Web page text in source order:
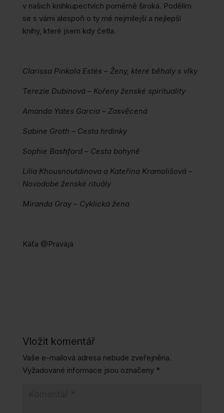
v našich knihkupectvích poměrně široká. Podělím
se s vámi alespoň o ty mé nejmilejší a nejlepší
knihy, které jsem kdy četla.
Clarissa Pinkola Estés – Ženy, které běhaly s vlky
Terezie Dubinová – Kořeny ženské spirituality
Amanda Yates Garcia – Zasvěcená
Sabine Groth – Cesta hrdinky
Sophie Bashford – Cesta bohyně
Lilia Khousnoutdinova a Kateřina Kramolišová –
Novodobé ženské rituály
Miranda Gray – Cyklická žena
Káťa @Pravájá
Vložit komentář
Vaše e-mailová adresa nebude zveřejněna.
Vyžadované informace jsou označeny *